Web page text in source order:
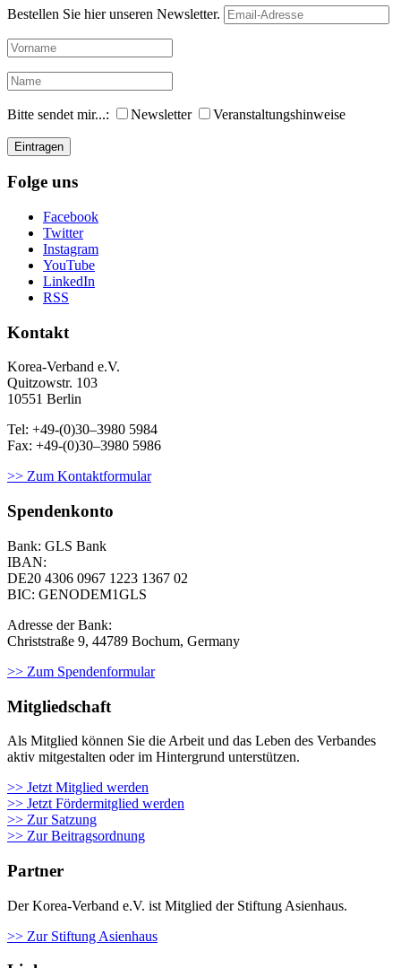
Bestellen Sie hier unseren Newsletter.
Bitte sendet mir...: Newsletter Veranstaltungshinweise
Folge uns
Facebook
Twitter
Instagram
YouTube
LinkedIn
RSS
Kontakt
Korea-Ver­band e.V.
Quitzowstr. 103
10551 Berlin
Tel: +49-(0)30–3980 5984
Fax: +49-(0)30–3980 5986
>> Zum Kontaktformular
Spendenkonto
Bank: GLS Bank
IBAN:
DE20 4306 0967 1223 1367 02
BIC: GENODEM1GLS
Adresse der Bank:
Christstraße 9, 44789 Bochum, Germany
>> Zum Spendenformular
Mitgliedschaft
Als Mit­glied kön­nen Sie die Arbeit und das Leben des Ver­ban­des
aktiv mit­ge­stal­ten oder im Hin­ter­grund unter­stüt­zen.
>> Jetzt Mitglied werden
>> Jetzt Fördermitglied werden
>> Zur Satzung
>> Zur Beitragsordnung
Partner
Der Korea-Verband e.V. ist Mitglied der Stiftung Asienhaus.
>> Zur Stiftung Asienhaus